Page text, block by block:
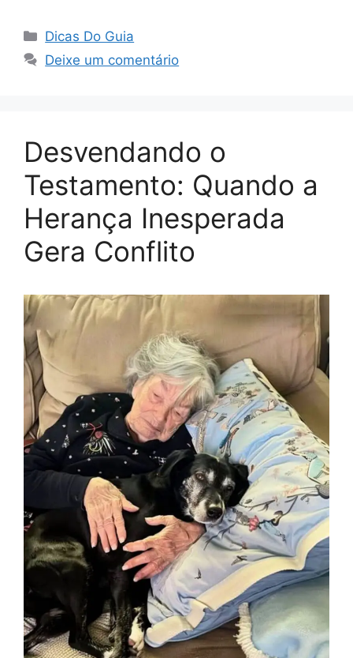
Categorias
Dicas Do Guia
Deixe um comentário
Desvendando o
Testamento: Quando a
Herança Inesperada
Gera Conflito